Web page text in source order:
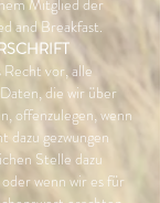
Mitglied der
and Breakfast.
vor, alle
die wir über
offenzulegen, wenn
dazu gezwungen
Stelle dazu
wenn wir es für